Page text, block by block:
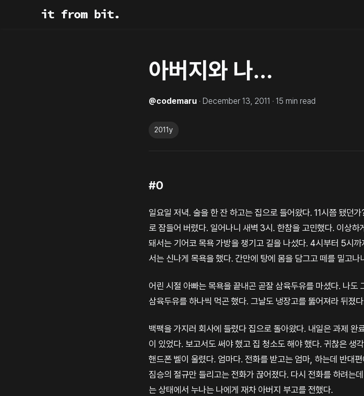
it from bit.
아버지와 나…
@codemaru · December 13, 2011 · 15 min read
2011y
#0
일요일 저녁. 술을 한 잔 하고는 집으로 들어왔다. 11시쯤 됐던
로 잠들어 버렸다. 일어나니 새벽 3시. 한참을 고민했다. 이상
돼서는 기어코 목욕 가방을 챙기고 길을 나섰다. 4시부터 5시
서는 신나게 목욕을 했다. 간만에 탕에 몸을 담그고 떼를 밀고
어린 시절 아빠는 목욕을 끝내곤 곧잘 삼육두유를 마셨다. 나도
삼육두유를 하나씩 먹곤 했다. 그날도 냉장고를 뚫어져라 뒤졌
백팩을 가지러 회사에 들렸다 집으로 돌아왔다. 내일은 과제
이 있었다. 보고서도 써야 했고 집 청소도 해야 했다. 귀찮은 생
핸드폰 벨이 울렸다. 엄마다. 전화를 받고는 엄마, 하는데 반대
짐승의 절규만 들리고는 전화가 끊어졌다. 다시 전화를 하려는
는 상태에서 누나는 나에게 재차 아버지 부고를 전했다.